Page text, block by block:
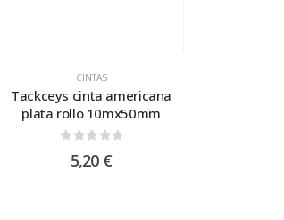
CINTAS
Tackceys cinta americana
plata rollo 10mx50mm
5,20 €